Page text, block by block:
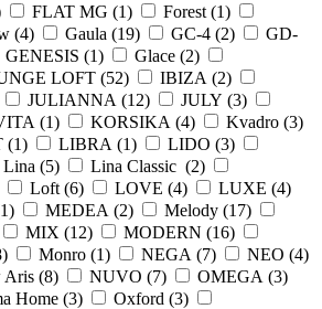
FLAT MG (1) Forest (1)
(4) Gaula (19) GC-4 (2)
GD-
GENESIS (1) Glace (2)
LOFT (52) IBIZA (2)
JULIANNA (12) JULY (3)
(1) KORSIKA (4) Kvadro (3)
(1) LIBRA (1) LIDO (3)
Lina (5) Lina Classic (2)
Loft (6) LOVE (4) LUXE (4)
1) MEDEA (2) Melody (17)
MIX (12) MODERN (16)
) Monro (1) NEGA (7) NEO (4)
Aris (8) NUVO (7) OMEGA (3)
Home (3) Oxford (3)